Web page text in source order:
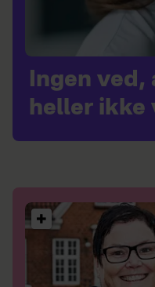
Ingen ved,
heller ikke